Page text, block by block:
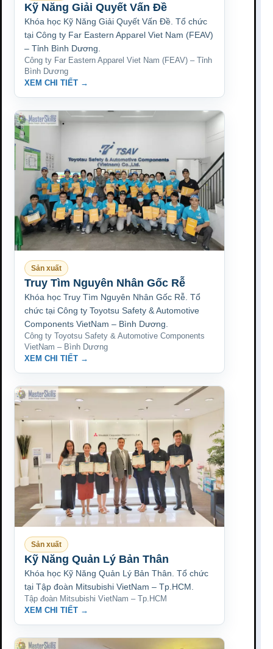
Kỹ Năng Giải Quyết Vấn Đề
Khóa học Kỹ Năng Giải Quyết Vấn Đề. Tổ chức
tại Công ty Far Eastern Apparel Viet Nam (FEAV)
– Tỉnh Bình Dương.
Công ty Far Eastern Apparel Viet Nam (FEAV) – Tỉnh
Bình Dương
XEM CHI TIẾT →
Sản xuất
Truy Tìm Nguyên Nhân Gốc Rễ
Khóa học Truy Tìm Nguyên Nhân Gốc Rễ. Tổ
chức tại Công ty Toyotsu Safety & Automotive
Components VietNam – Bình Dương.
Công ty Toyotsu Safety & Automotive Components
VietNam – Bình Dương
XEM CHI TIẾT →
Sản xuất
Kỹ Năng Quản Lý Bản Thân
Khóa học Kỹ Năng Quản Lý Bản Thân. Tổ chức
tại Tập đoàn Mitsubishi VietNam – Tp.HCM.
Tập đoàn Mitsubishi VietNam – Tp.HCM
XEM CHI TIẾT →